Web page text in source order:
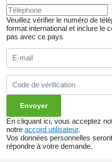
Veuillez vérifier le numéro de
format international et inclure le
pas avec ce pays
En cliquant ici, vous acceptez
notre accord utilisateur.
Vos données personnelles
répondre à votre demande.